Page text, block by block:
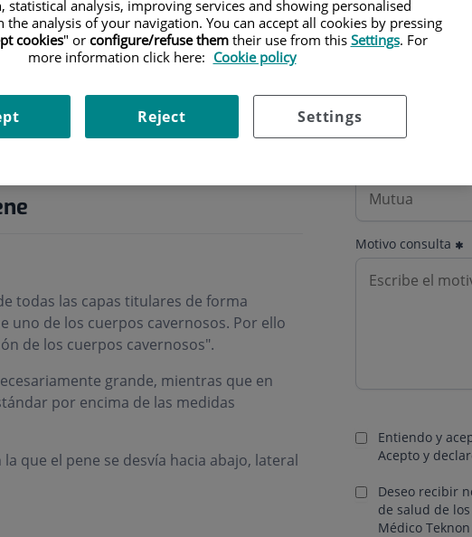
todas las capas titulares de forma
uno de los cuerpos cavernosos. Por ello
de los cuerpos cavernosos".
grande, mientras que en
por encima de las medidas
que el pene se desvía hacia abajo, lateral
Motivo consulta
Entiendo y
Acepto y
Deseo recibir
de salud de
Médico Teknon
statistical analysis, improving services and showing personalised
analysis of your navigation. You can accept all cookies by pressing
cookies" or configure/refuse themtheir use from this Settings. For
more information click here: Cookie policy
Settings
Reject